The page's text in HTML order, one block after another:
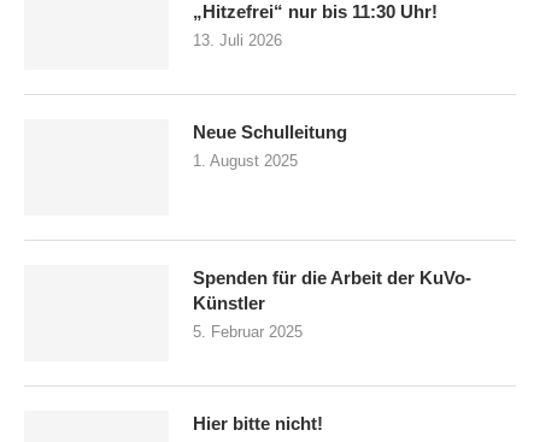
„Hitzefrei“ nur bis 11:30 Uhr!
13. Juli 2026
Neue Schulleitung
1. August 2025
Spenden für die Arbeit der KuVo-
Künstler
5. Februar 2025
Hier bitte nicht!